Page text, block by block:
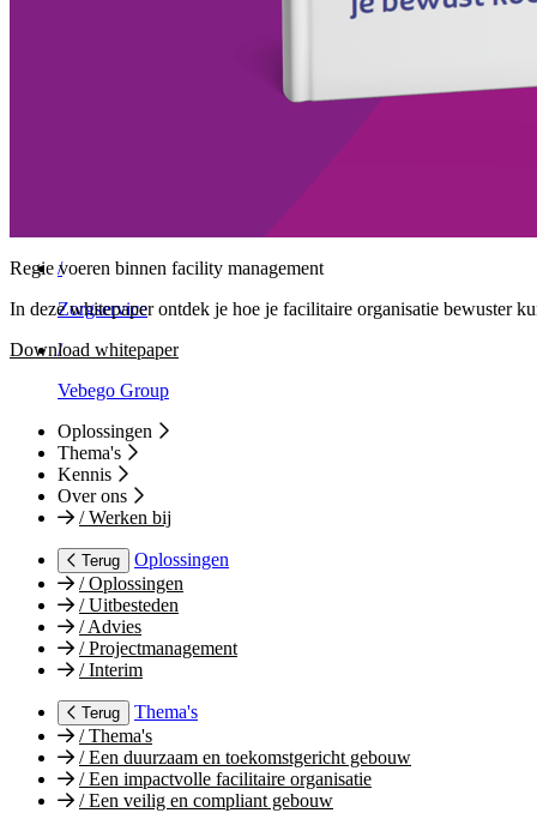
Regie voeren binnen facility management
In deze whitepaper ontdek je hoe je facilitaire organisatie bewuster
Download whitepaper
/
Zorgservice
/
Vebego Group
Oplossingen
Thema's
Kennis
Over ons
/Werken bij
Terug
Oplossingen
/Oplossingen
/Uitbesteden
/Advies
/Projectmanagement
/Interim
Terug
Thema's
/Thema's
/Een duurzaam en toekomstgericht gebouw
/Een impactvolle facilitaire organisatie
/Een veilig en compliant gebouw